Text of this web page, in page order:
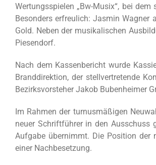
Wertungsspielen „Bw-Musix“, bei
Besonders erfreulich: Jasmin Wagner
Gold. Neben der musikalischen
Piesendorf.
Nach dem Kassenbericht wurde
Branddirektion, der stellvertretende
Bezirksvorsteher Jakob Bubenheimer
Im Rahmen der turnusmäßigen
neuer Schriftführer in den Ausschuss
Aufgabe übernimmt. Die Position der
einer Nachbesetzung.